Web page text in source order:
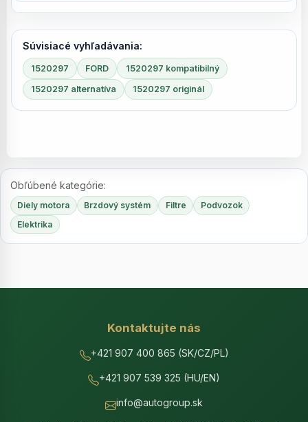
Súvisiacé vyhľadávania:
1520297 FORD 1520297 kompatibilný
1520297 alternatíva 1520297 originál
Obľúbené kategórie:
Diely motora Brzdový systém Filtre
Podvozok
Elektrika
Kontaktujte nás
+421 907 400 865 (SK/CZ/PL)
+421 907 539 325 (HU/EN)
info@autogroup.sk